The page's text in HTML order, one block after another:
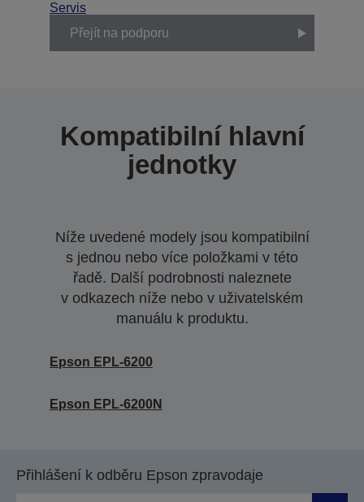
Servis
Přejít na podporu
Kompatibilní hlavní
jednotky
Níže uvedené modely jsou kompatibilní
s jednou nebo více položkami v této
řadě. Další podrobnosti naleznete
v odkazech níže nebo v uživatelském
manuálu k produktu.
Epson EPL-6200
Epson EPL-6200N
Přihlášení k odběru Epson zpravodaje